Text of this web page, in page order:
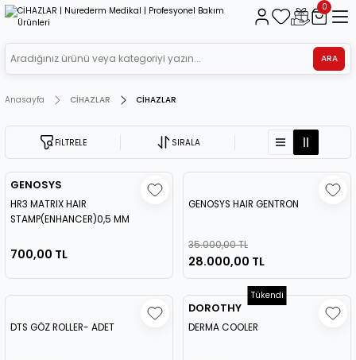
ARA
0
Anasayfa CİHAZLAR CİHAZLAR
FİLTRELE SIRALA
GENOSYS
HR3 MATRIX HAIR
STAMP(ENHANCER)0,5 MM
700,00 TL
GENOSYS HAIR GENTRON
35.000,00 TL
28.000,00 TL
DTS GÖZ ROLLER- ADET
Tükendi
DOROTHY
DERMA COOLER